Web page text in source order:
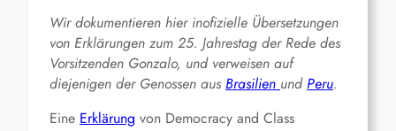
Wir dokumentieren hier inofizielle Übersetzungen
von Erklärungen zum 25. Jahrestag der Rede des
Vorsitzenden Gonzalo, und verweisen auf
diejenigen der Genossen aus Brasilien undPeru.
Eine Erklärung von Democracy and Class